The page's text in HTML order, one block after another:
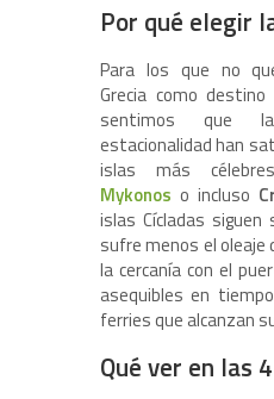
Por qué elegir
Para los que no
Grecia como
sentimos que
estacionalidad han
islas más
Mykonos o incluso
islas Cícladas
sufre menos el
la cercanía con el
asequibles en
ferries que alcanzan
Qué ver en las